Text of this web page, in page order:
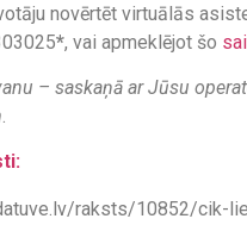
novērtēt virtuālās
*, vai apmeklējot šo
– saskaņā ar Jūsu
.
raksts/10852/cik-